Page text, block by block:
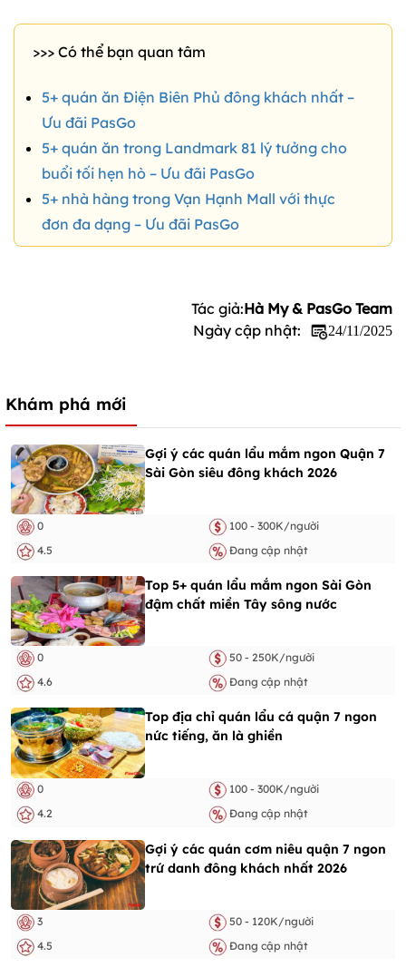
>>> Có thể bạn quan tâm
5+ quán ăn Điện Biên Phủ đông khách nhất –
Ưu đãi PasGo
5+ quán ăn trong Landmark 81 lý tưởng cho
buổi tối hẹn hò – Ưu đãi PasGo
5+ nhà hàng trong Vạn Hạnh Mall với thực
đơn đa dạng – Ưu đãi PasGo
Tác giả:Hà My & PasGo Team
Ngày cập nhật:
24/11/2025
Khám phá mới
Gợi ý các quán lẩu mắm ngon Quận 7
Sài Gòn siêu đông khách 2026
0
100 - 300K/người
4.5
Đang cập nhật
Top 5+ quán lẩu mắm ngon Sài Gòn
đậm chất miền Tây sông nước
0
50 - 250K/người
4.6
Đang cập nhật
Top địa chỉ quán lẩu cá quận 7 ngon
nức tiếng, ăn là ghiền
0
100 - 300K/người
4.2
Đang cập nhật
Gợi ý các quán cơm niêu quận 7 ngon
trứ danh đông khách nhất 2026
3
50 - 120K/người
4.5
Đang cập nhật